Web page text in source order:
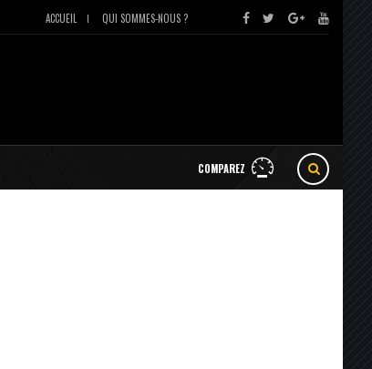
ACCUEIL QUI SOMMES-NOUS ?
COMPAREZ